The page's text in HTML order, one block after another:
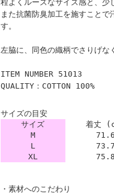
程よくルーズなサイズ感と、少
また抗菌防臭加工を施すこと
す。
左脇に、同色の織柄でさりげ
ITEM NUMBER 51013
QUALITY：COTTON 100%
サイズの目安
サイズ
着丈
M
71.6
L
73.7
XL
75.8
・素材へのこだわり